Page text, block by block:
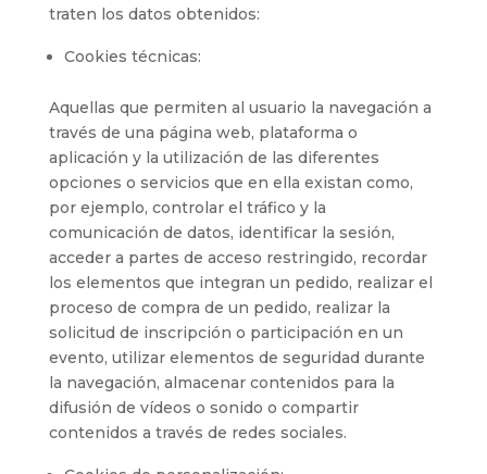
traten los datos obtenidos:
Cookies técnicas:
Aquellas que permiten al usuario la navegación a
través de una página web, plataforma o
aplicación y la utilización de las diferentes
opciones o servicios que en ella existan como,
por ejemplo, controlar el tráfico y la
comunicación de datos, identificar la sesión,
acceder a partes de acceso restringido, recordar
los elementos que integran un pedido, realizar el
proceso de compra de un pedido, realizar la
solicitud de inscripción o participación en un
evento, utilizar elementos de seguridad durante
la navegación, almacenar contenidos para la
difusión de vídeos o sonido o compartir
contenidos a través de redes sociales.